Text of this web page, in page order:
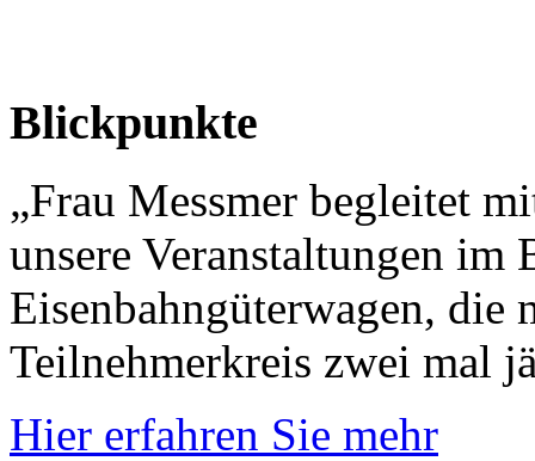
Blickpunkte
„Frau Messmer begleitet
unsere Veranstaltungen
Eisenbahngüterwagen, die
Teilnehmerkreis zwei mal
Hier erfahren Sie mehr